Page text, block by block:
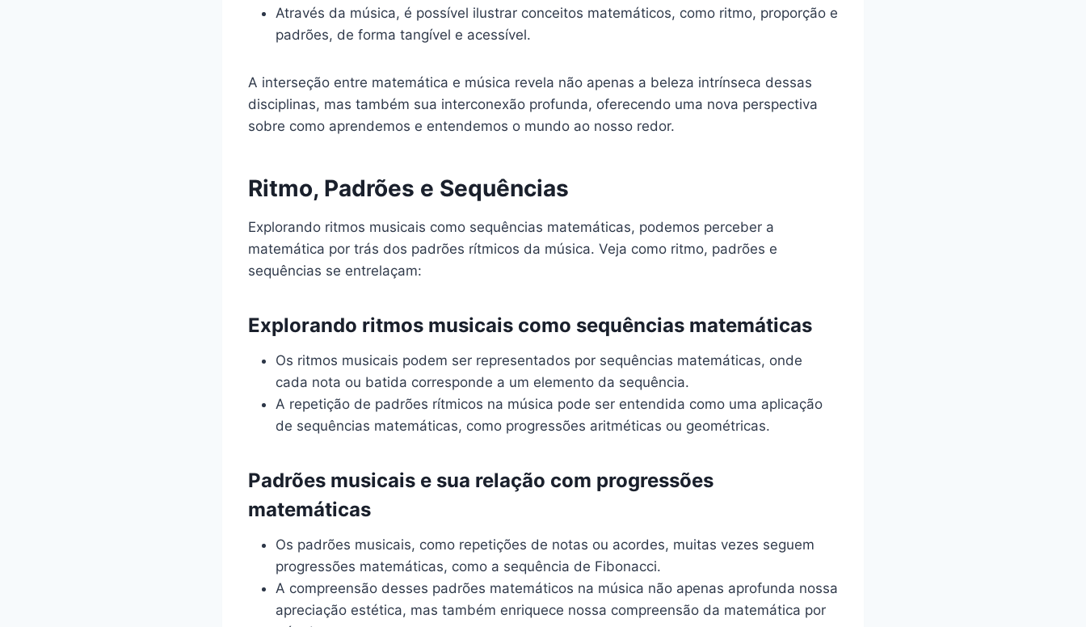
Através da música, é possível ilustrar conceitos matemáticos, como ritmo, proporção e
padrões, de forma tangível e acessível.
A interseção entre matemática e música revela não apenas a beleza intrínseca dessas
disciplinas, mas também sua interconexão profunda, oferecendo uma nova perspectiva
sobre como aprendemos e entendemos o mundo ao nosso redor.
Ritmo, Padrões e Sequências
Explorando ritmos musicais como sequências matemáticas, podemos perceber a
matemática por trás dos padrões rítmicos da música. Veja como ritmo, padrões e
sequências se entrelaçam:
Explorando ritmos musicais como sequências matemáticas
Os ritmos musicais podem ser representados por sequências matemáticas, onde
cada nota ou batida corresponde a um elemento da sequência.
A repetição de padrões rítmicos na música pode ser entendida como uma aplicação
de sequências matemáticas, como progressões aritméticas ou geométricas.
Padrões musicais e sua relação com progressões
matemáticas
Os padrões musicais, como repetições de notas ou acordes, muitas vezes seguem
progressões matemáticas, como a sequência de Fibonacci.
A compreensão desses padrões matemáticos na música não apenas aprofunda nossa
apreciação estética, mas também enriquece nossa compreensão da matemática por